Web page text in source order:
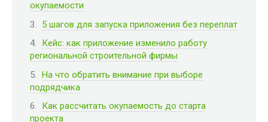
окупаемости
5 шагов для запуска приложения без переплат
Кейс: как приложение изменило работу
региональной строительной фирмы
На что обратить внимание при выборе
подрядчика
Как рассчитать окупаемость до старта
проекта